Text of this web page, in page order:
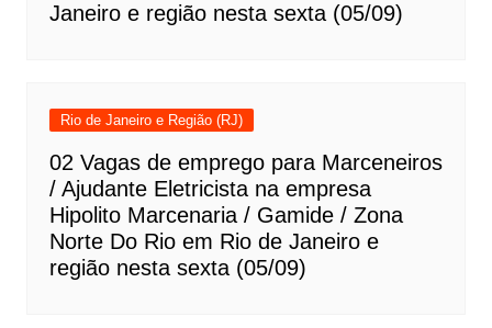
Janeiro e região nesta sexta (05/09)
Rio de Janeiro e Região (RJ)
02 Vagas de emprego para Marceneiros
/ Ajudante Eletricista na empresa
Hipolito Marcenaria / Gamide / Zona
Norte Do Rio em Rio de Janeiro e
região nesta sexta (05/09)